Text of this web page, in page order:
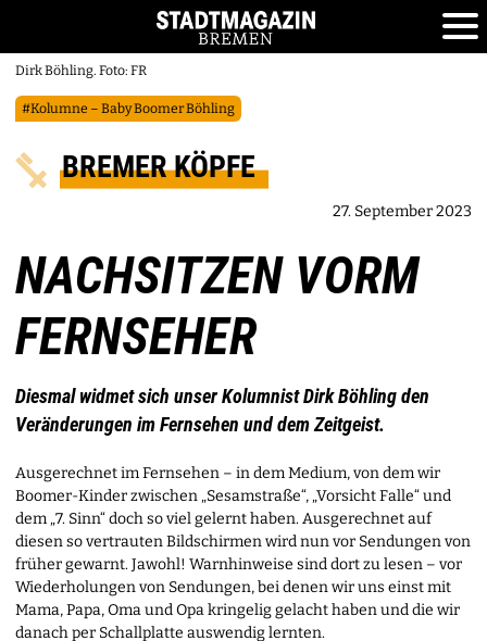
Dirk Böhling. Foto: FR
#Kolumne – Baby Boomer Böhling
BREMER KÖPFE
27. September 2023
NACHSITZEN VORM
FERNSEHER
Diesmal widmet sich unser Kolumnist Dirk Böhling den
Veränderungen im Fernsehen und dem Zeitgeist.
Ausgerechnet im Fernsehen – in dem Medium, von dem wir
Boomer-Kinder zwischen „Sesamstraße“, „Vorsicht Falle“ und
dem „7. Sinn“ doch so viel gelernt haben. Ausgerechnet auf
diesen so vertrauten Bildschirmen wird nun vor Sendungen von
früher gewarnt. Jawohl! Warnhinweise sind dort zu lesen – vor
Wiederholungen von Sendungen, bei denen wir uns einst mit
Mama, Papa, Oma und Opa kringelig gelacht haben und die wir
danach per Schallplatte auswendig lernten.